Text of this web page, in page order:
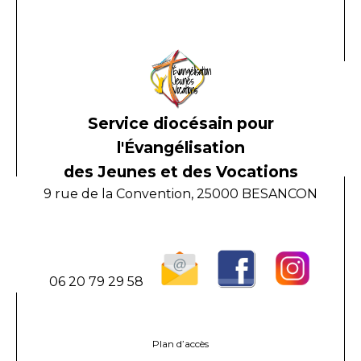
Service diocésain pour
l'Évangélisation
des Jeunes et des Vocations
9 rue de la Convention, 25000 BESANCON
06 20 79 29 58
Plan d’accès